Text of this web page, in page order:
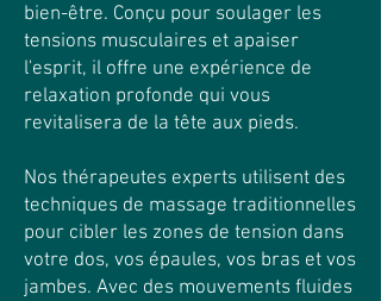
bien-être. Conçu pour soulager les
tensions musculaires et apaiser
l'esprit, il offre une expérience de
relaxation profonde qui vous
revitalisera de la tête aux pieds.
Nos thérapeutes experts utilisent des
techniques de massage traditionnelles
pour cibler les zones de tension dans
votre dos, vos épaules, vos bras et vos
jambes. Avec des mouvements fluides